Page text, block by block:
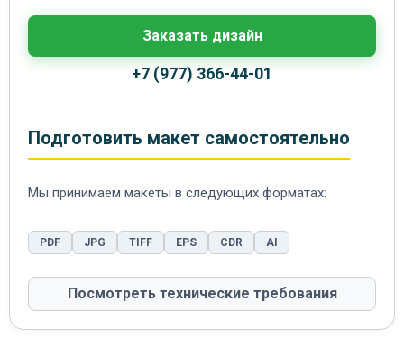
Заказать дизайн
+7 (977) 366-44-01
Подготовить макет самостоятельно
Мы принимаем макеты в следующих форматах:
PDF JPG TIFF EPS CDR AI
Посмотреть технические требования